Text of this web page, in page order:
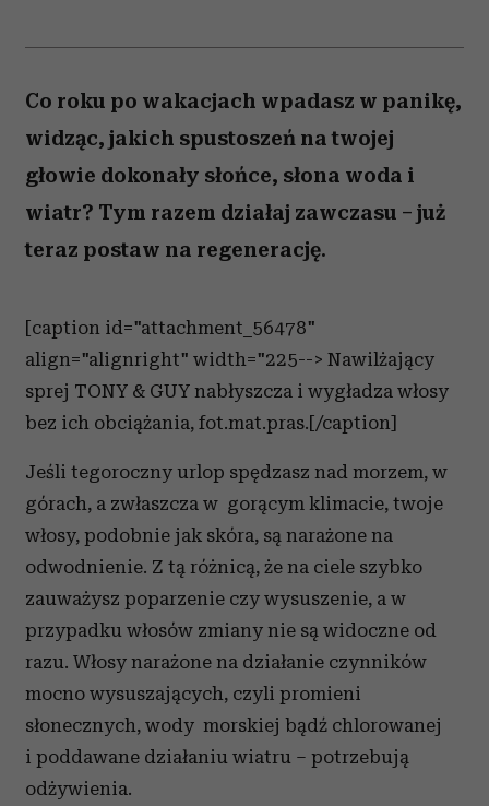
Co roku po wakacjach wpadasz w panikę,
widząc, jakich spustoszeń na twojej
głowie dokonały słońce, słona woda i
wiatr? Tym razem działaj zawczasu – już
teraz postaw na regenerację.
[caption id="attachment_56478"
align="alignright" width="225--> Nawilżający
sprej TONY & GUY nabłyszcza i wygładza włosy
bez ich obciążania, fot.mat.pras.[/caption]
Jeśli tegoroczny urlop spędzasz nad morzem, w
górach, a zwłaszcza w gorącym klimacie, twoje
włosy, podobnie jak skóra, są narażone na
odwodnienie. Z tą różnicą, że na ciele szybko
zauważysz poparzenie czy wysuszenie, a w
przypadku włosów zmiany nie są widoczne od
razu. Włosy narażone na działanie czynników
mocno wysuszających, czyli promieni
słonecznych, wody morskiej bądź chlorowanej
i poddawane działaniu wiatru – potrzebują
odżywienia.